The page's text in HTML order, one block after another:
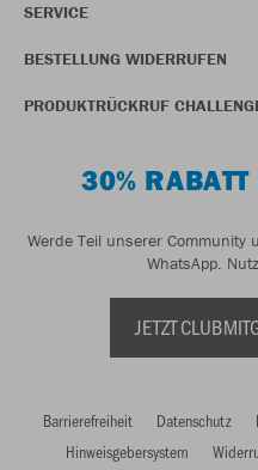
SERVICE
BESTELLUNG WIDERRUFEN
PRODUKTRÜCKRUF
30%
Werde Teil unserer
WhatsApp.
JETZT
Barrierefreiheit Datenschutz
Hinweisgebersystem